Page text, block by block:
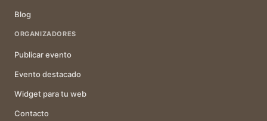
Blog
ORGANIZADORES
Publicar evento
Evento destacado
Widget para tu web
Contacto